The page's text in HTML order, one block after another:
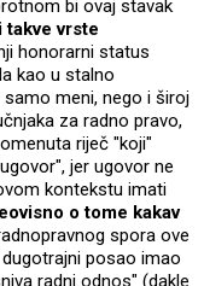
bi ovaj stavak
vrste
honorarni status
kao u stalno
samo meni, nego i široj
za radno pravo,
riječ "koji"
jer ugovor ne
kontekstu imati
o tome kakav
spora ove
posao imao
radni odnos" (dakle